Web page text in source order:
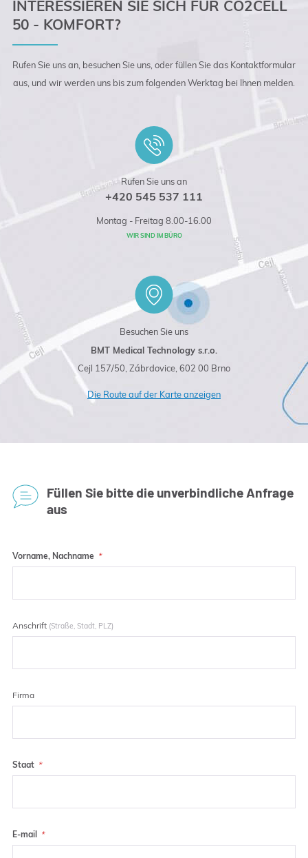
INTERESSIEREN SIE SICH FÜR CO2CELL
50 - KOMFORT?
Rufen Sie uns an, besuchen Sie uns, oder füllen Sie das Kontaktformular
aus, und wir werden uns bis zum folgenden Werktag bei Ihnen melden.
Rufen Sie uns an
+420 545 537 111
Montag - Freitag 8.00-16.00
WIR SIND IM BÜRO
Besuchen Sie uns
BMT Medical Technology s.r.o.
Cejl 157/50, Zábrdovice, 602 00 Brno
Die Route auf der Karte anzeigen
Füllen Sie bitte die unverbindliche Anfrage
aus
Vorname, Nachname
Anschrift (Straße, Stadt, PLZ)
Firma
Staat
E-mail